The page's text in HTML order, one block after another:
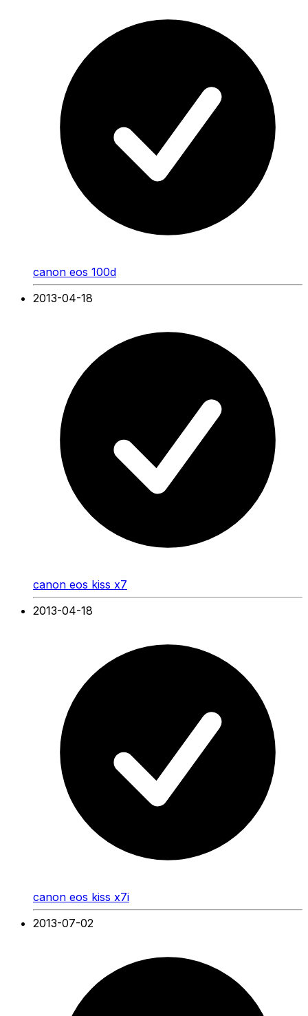
canon eos 100d
2013-04-18
canon eos kiss x7
2013-04-18
canon eos kiss x7i
2013-07-02